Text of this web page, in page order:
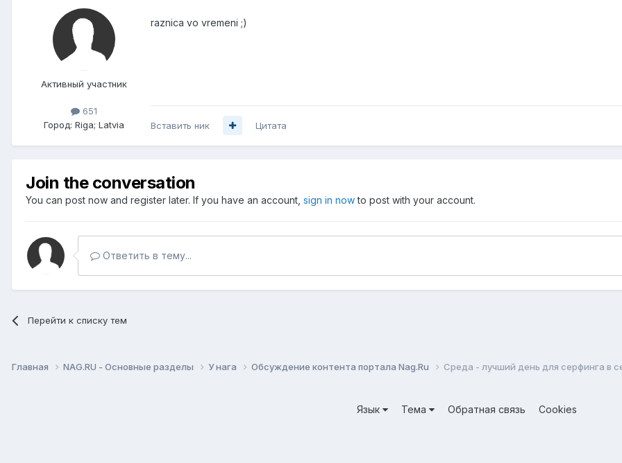
Активный участник
651
Город: Riga; Latvia
raznica vo vremeni ;)
Вставить ник Цитата
Join the conversation
You can post now and register later. If you have an account, sign in nowto post with your account.
Ответить в тему...
Перейти к списку тем
Главная NAG.RU - Основные разделы У нага Обсуждение контента портала Nag.Ru Среда - лучший день для серфинга в
Язык Тема Обратная связь
Cookies